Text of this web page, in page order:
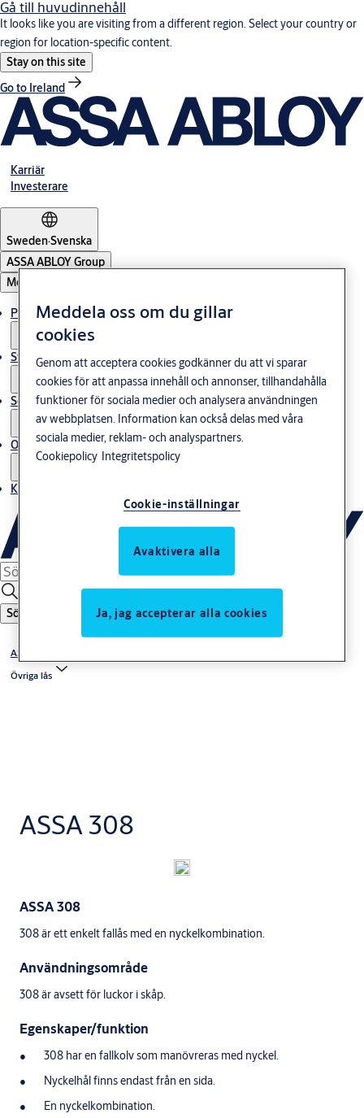
Gå till huvudinnehåll
It looks like you are visiting from a different region. Select your country or
region for location-specific content.
Stay on this site
Go to Ireland
Karriär
Investerare
Sweden·Svenska
ASSA ABLOY Group
Meny
Produkter och lösningar
Stories
Service
Om oss
Kontakta oss
Sök
ASSA Speciallås
Övriga lås
ASSA 308
ASSA 308
308 är ett enkelt fallås med en nyckelkombination.
Användningsområde
308 är avsett för luckor i skåp.
Egenskaper/funktion
308 har en fallkolv som manövreras med nyckel.
Nyckelhål finns endast från en sida.
En nyckelkombination.
Meddela oss om du gillar
cookies
Genom att acceptera cookies godkänner du att vi sparar
cookies för att anpassa innehåll och annonser, tillhandahålla
funktioner för sociala medier och analysera användningen
av webbplatsen. Information kan också delas med våra
sociala medier, reklam- och analyspartners.
Cookiepolicy Integritetspolicy
Cookie-inställningar
Avaktivera alla
Ja, jag accepterar alla cookies